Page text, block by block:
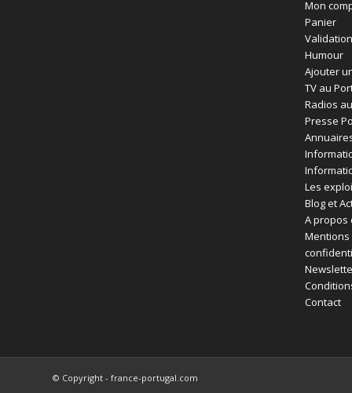
Mon
Panier
Humour
Ajouter
TV au
Radios
Presse
Les
Blog et
A propos
Mentions
Contact
© Copyright - france-portugal.com